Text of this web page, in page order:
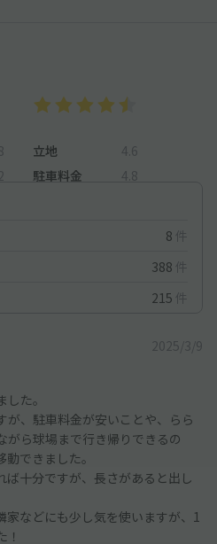
立地
4.6
駐車料金
4.8
8 件
388 件
215 件
2025/3/9
た。
が、駐車料金が安いことや、らら
がら球場まで行き帰りできるの
できました。
ば十分ですが、長さがあると出し
などにも少し気を使いますが、1